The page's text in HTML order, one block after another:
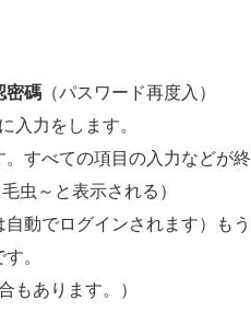
密碼 （パスワード再度入）
入力をします。
。すべての項目の入力などが終
虫～と表示される）
動でログインされます）もう
。
もあります。）